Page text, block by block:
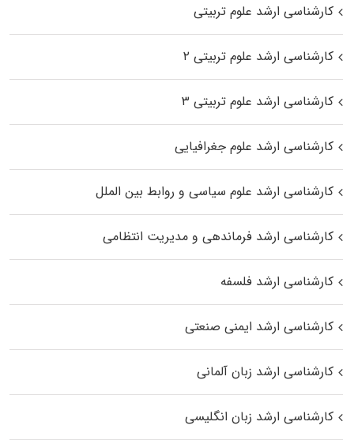
کارشناسی ارشد علوم تربیتی
کارشناسی ارشد علوم تربیتی ۲
کارشناسی ارشد علوم تربیتی ۳
کارشناسی ارشد علوم جغرافیایی
کارشناسی ارشد علوم سیاسی و روابط بین الملل
کارشناسی ارشد فرماندهی و مدیریت انتظامی
کارشناسی ارشد فلسفه
کارشناسی ارشد ایمنی صنعتی
کارشناسی ارشد زبان آلمانی
کارشناسی ارشد زبان انگلیسی